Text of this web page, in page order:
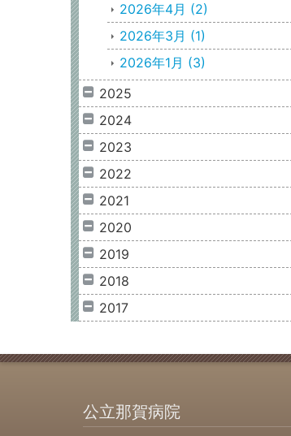
2026年4月 (2)
2026年3月 (1)
2026年1月 (3)
2025
2024
2023
2022
2021
2020
2019
2018
2017
公立那賀病院